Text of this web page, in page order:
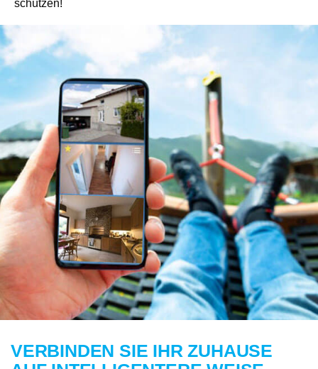
schützen!
VERBINDEN SIE IHR ZUHAUSE